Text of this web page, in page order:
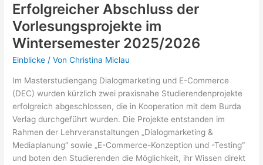
Erfolgreicher Abschluss der
Vorlesungsprojekte im
Wintersemester 2025/2026
Einblicke / VonChristina Miclau
Im Masterstudiengang Dialogmarketing und E-Commerce
(DEC) wurden kürzlich zwei praxisnahe Studierendenprojekte
erfolgreich abgeschlossen, die in Kooperation mit dem Burda
Verlag durchgeführt wurden. Die Projekte entstanden im
Rahmen der Lehrveranstaltungen „Dialogmarketing &
Mediaplanung“ sowie „E-Commerce-Konzeption und -Testing“
und boten den Studierenden die Möglichkeit, ihr Wissen direkt